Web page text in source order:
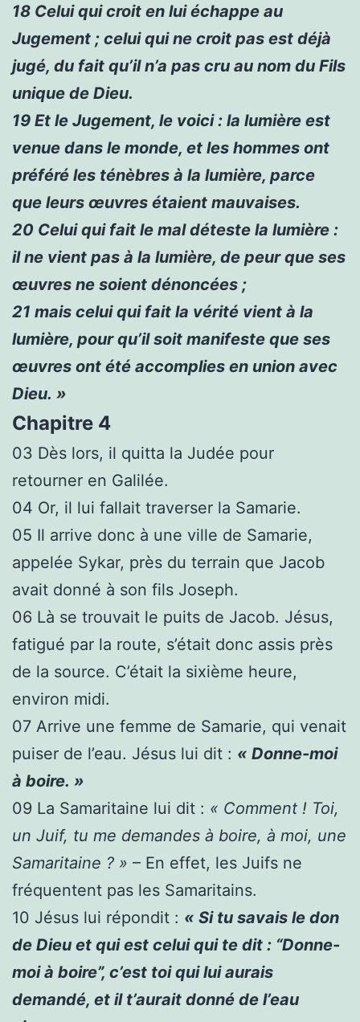
18 Celui qui croit en lui échappe au
Jugement ; celui qui ne croit pas est déjà
jugé, du fait qu’il n’a pas cru au nom du Fils
unique de Dieu.
19 Et le Jugement, le voici : la lumière est
venue dans le monde, et les hommes ont
préféré les ténèbres à la lumière, parce
que leurs œuvres étaient mauvaises.
20 Celui qui fait le mal déteste la lumière :
il ne vient pas à la lumière, de peur que ses
œuvres ne soient dénoncées ;
21 mais celui qui fait la vérité vient à la
lumière, pour qu’il soit manifeste que ses
œuvres ont été accomplies en union avec
Dieu. »
Chapitre 4
03 Dès lors, il quitta la Judée pour
retourner en Galilée.
04 Or, il lui fallait traverser la Samarie.
05 Il arrive donc à une ville de Samarie,
appelée Sykar, près du terrain que Jacob
avait donné à son fils Joseph.
06 Là se trouvait le puits de Jacob. Jésus,
fatigué par la route, s’était donc assis près
de la source. C’était la sixième heure,
environ midi.
07 Arrive une femme de Samarie, qui venait
puiser de l’eau. Jésus lui dit : « Donne-moi
à boire. »
09 La Samaritaine lui dit : « Comment ! Toi,
un Juif, tu me demandes à boire, à moi, une
Samaritaine ? » – En effet, les Juifs ne
fréquentent pas les Samaritains.
10 Jésus lui répondit : « Si tu savais le don
de Dieu et qui est celui qui te dit : “Donne-
moi à boire”, c’est toi qui lui aurais
demandé, et il t’aurait donné de l’eau